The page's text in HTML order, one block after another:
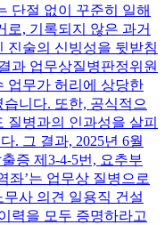
단절 없이 꾸준히 일해
로, 기록되지 않은 과거
진술의 신빙성을 뒷받침
과 업무상질병판정위원
업무가 허리에 상당한
니다. 또한, 공식적으
질병과의 인과성을 살피
. 그 결과, 2025년 6월
증 제3-4-5번, 요추부
좌’는 업무상 질병으로
사 의견 일용직 건설
력을 모두 증명하라고